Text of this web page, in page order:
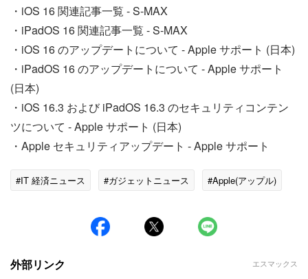
・iOS 16 関連記事一覧 - S-MAX
・iPadOS 16 関連記事一覧 - S-MAX
・iOS 16 のアップデートについて - Apple サポート (日本)
・iPadOS 16 のアップデートについて - Apple サポート
(日本)
・iOS 16.3 および iPadOS 16.3 のセキュリティコンテン
ツについて - Apple サポート (日本)
・Apple セキュリティアップデート - Apple サポート
#IT 経済ニュース #ガジェットニュース #Apple(アップル)
外部リンク エスマックス